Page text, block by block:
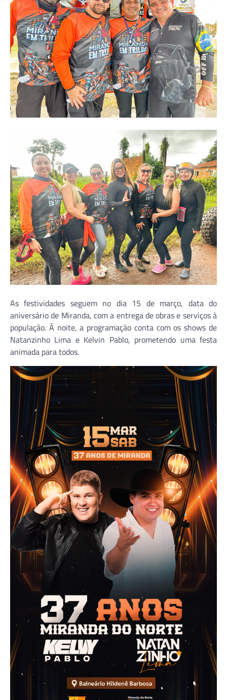
As festividades seguem no dia 15 de março, data do
aniversário de Miranda, com a entrega de obras e serviços à
população. À noite, a programação conta com os shows de
Natanzinho Lima e Kelvin Pablo, prometendo uma festa
animada para todos.